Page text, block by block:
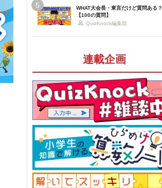
5
WHAT大会長・東言だけど質問ある？
【100の質問】
QuizKnock編集部
連載企画